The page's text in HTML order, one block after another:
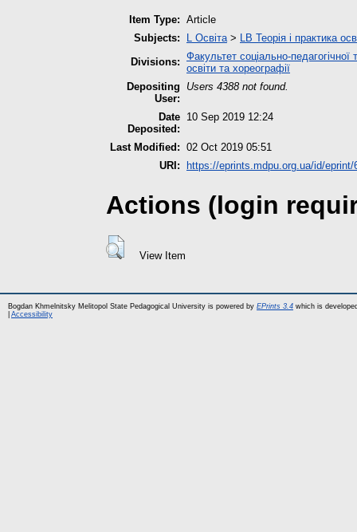
Item Type: Article
Subjects:
L Освіта> LB Теорія і практика
Divisions: Факультет соціально-педагогічної
освіти та хореографії
Depositing
User:
Users 4388 not found.
Date
Deposited:
10 Sep 2019 12:24
Last Modified: 02 Oct 2019 05:51
URI:
https://eprints.mdpu.org.ua/id/eprint/
Actions (login
View Item
Bogdan Khmelnitsky Melitopol State Pedagogical University is powered by EPrints 3.4 which is
Accessibility